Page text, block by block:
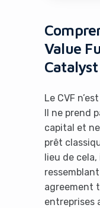
Value
Catalyst
Le CVF
Il ne prend
capital et
prêt
lieu de cela,
agreement
entreprises